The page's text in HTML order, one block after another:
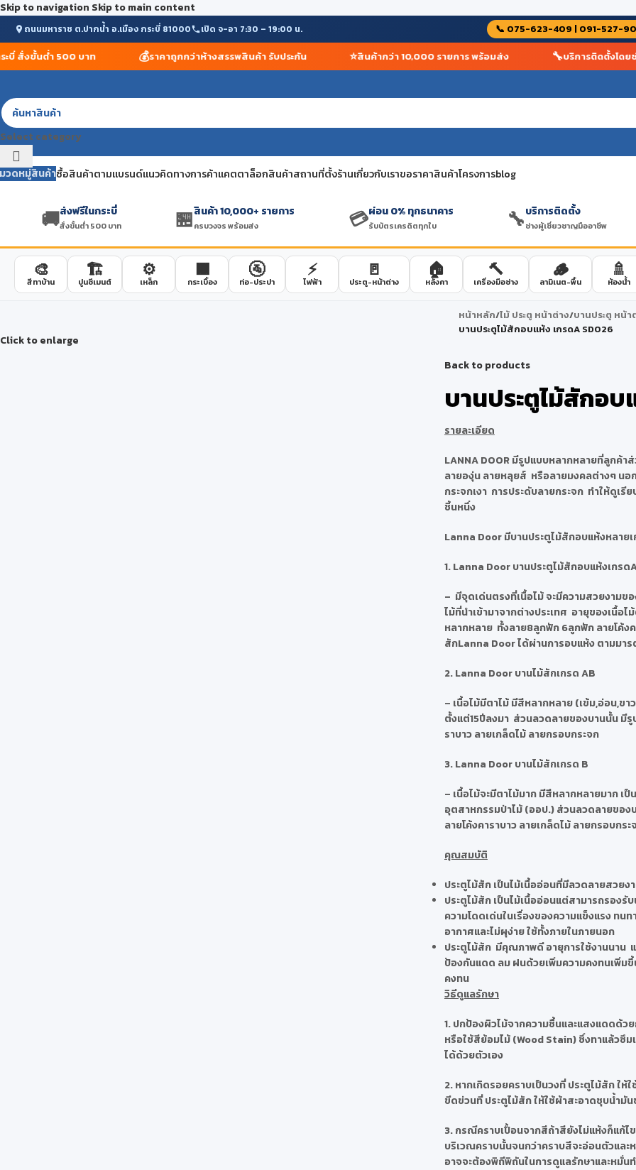
Skip to navigation Skip to main content
ถนนมหาราช ต.ปากน้ำ อ.เมือง กระบี่ 81000 เปิด จ-อา 7:30 – 19:00 น. 📞 075-623-409 | 091-527-
สั่งขั้นต่ำ 500 บาท ราคาถูกกว่าห้างสรรพสินค้า รับประกัน สินค้ากว่า 10,000 รายการ พร้อมส่ง บริการติดตั้งโดยช่า
Select category
วดหมู่สินค้าซื้อสินค้าตามแบรนด์แนวคิดทางการค้าแคตตาล็อกสินค้าสถานที่ตั้งร้านเกี่ยวกับเราขอราคาสินค้าโครงการblog
🚚ส่งฟรีในกระบี่
สั่งขั้นต่ำ 500 บาท 🏪สินค้า 10,000+ รายการ
ครบวงจร พร้อมส่ง 💳ผ่อน 0% ทุกธนาคาร
รับบัตรเครดิตทุกใบ 🔧บริการติดตั้ง
ช่างผู้เชี่ยวชาญมืออาชีพ
🎨
สีทาบ้าน
🏗️
ปูนซีเมนต์
⚙️
เหล็ก
🟫
กระเบื้อง
🚰
ท่อ-ประปา
⚡
ไฟฟ้า
🚪
ประตู-หน้าต่าง
🏠
หลังคา
🔨
เครื่องมือช่าง
🪵
ลามิเนต-พื้น
🚿
ห้องน้ำ
Click to enlarge
หน้าหลัก/ไม้ ประตู หน้าต่าง/บานประตู หน้
บานประตูไม้สักอบแห้ง เกรดA SD026
Back to products
บานประตูไม้สักอบ
รายละเอียด
LANNA DOOR มีรูปแบบหลากหลายที่ลูกค้
ลายองุ่น ลายหลุยส์ หรือลายมงคลต่างๆ นอ
กระจกเงา การประดับลายกระจก ทำให้ดูเ
ชิ้นหนึ่ง
Lanna Door มีบานประตูไม้สักอบแห้งหลาย
1. Lanna Door บานประตูไม้สักอบแห้งเกรด
– มีจุดเด่นตรงที่เนื้อไม้ จะมีความสวยงามข
ไม้ที่นำเข้ามาจากต่างประเทศ อายุของเนื้อ
หลากหลาย ทั้งลาย8ลูกฟัก 6ลูกฟัก ลายโค้ง
สักLanna Door ได้ผ่านการอบแห้ง ตามมาร
2. Lanna Door บานไม้สักเกรด AB
– เนื้อไม้มีตาไม้ มีสีหลากหลาย (เข้ม,อ่อน,ขา
ตั้งแต่15ปีลงมา ส่วนลวดลายของบานนั้น มี
ราบาว ลายเกล็ดไม้ ลายกรอบกระจก
3. Lanna Door บานไม้สักเกรด B
– เนื้อไม้จะมีตาไม้มาก มีสีหลากหลายมาก เ
อุตสาหกรรมป่าไม้ (ออป.) ส่วนลวดลายขอ
ลายโค้งคาราบาว ลายเกล็ดไม้ ลายกรอบกระ
คุณสมบัติ
ประตูไม้สัก เป็นไม้เนื้ออ่อนที่มีลวดลายสวย
ประตูไม้สัก เป็นไม้เนื้ออ่อนแต่สามารถรองรั
ความโดดเด่นในเรื่องของความแข็งแรง ทน
อากาศและไม่ผุง่าย ใช้ทั้งภายในภายนอก
ประตูไม้สัก มีคุณภาพดี อายุการใช้งานนาน
ป้องกันแดด ลม ฝนด้วยเพิ่มความคงทนเพิ่มขึ้
คงทน
วิธีดูแลรักษา
1.ปกป้องผิวไม้จากความชื้นและแสงแดดด้ว
หรือใช้สีย้อมไม้ (Wood Stain) ซึ่งทาแล้วซึม
ได้ด้วยตัวเอง
2.หากเกิดรอยคราบเป็นวงที่ ประตูไม้สัก ใ
ขีดข่วนที่ ประตูไม้สัก ให้ใช้ผ้าสะอาดชุบน้ำมั
3.กรณีคราบเปื้อนจากสีถ้าสียังไม่แห้งก็แก้ไ
บริเวณคราบนั้นจนกว่าคราบสีจะอ่อนตัวและ
อาจจะต้องพิถีพิถันในการดูแลรักษาและหมั่น